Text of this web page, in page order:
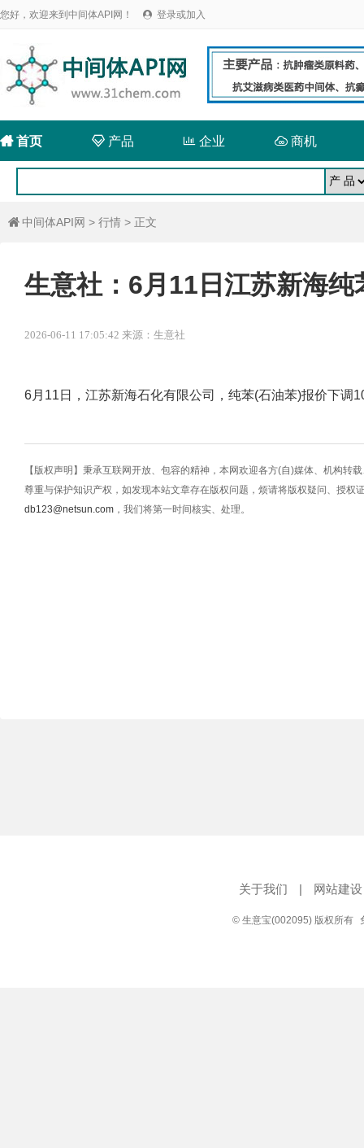
您好，欢迎来到中间体API网！  登录或加入
首页 产品  企业  商机
 中间体API网 > 行情 > 正文
生意社：6月11日江苏新海纯
2026-06-11 17:05:42 来源：生意社
6月11日，江苏新海石化有限公司，纯苯(石油苯)报价下调
【版权声明】秉承互联网开放、包容的精神，本网欢迎各方(自)媒体、机构转
尊重与保护知识产权，如发现本站文章存在版权问题，烦请将版权疑问、授权
db123@netsun.com ，我们将第一时间核实、处理。
关于我们 | 网站建设
© 生意宝(002095) 版权所有